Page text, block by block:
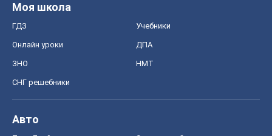
Моя школа
ГДЗ Учебники
Онлайн уроки ДПА
ЗНО НМТ
СНГ решебники
Авто